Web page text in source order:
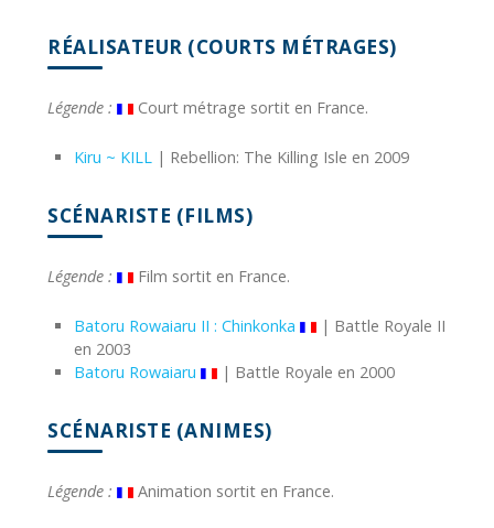
RÉALISATEUR (COURTS MÉTRAGES)
Légende : Court métrage sortit en France.
Kiru ~ KILL | Rebellion: The Killing Isle en 2009
SCÉNARISTE (FILMS)
Légende : Film sortit en France.
Batoru Rowaiaru II : Chinkonka
| Battle Royale II
en 2003
Batoru Rowaiaru
| Battle Royale en 2000
SCÉNARISTE (ANIMES)
Légende : Animation sortit en France.